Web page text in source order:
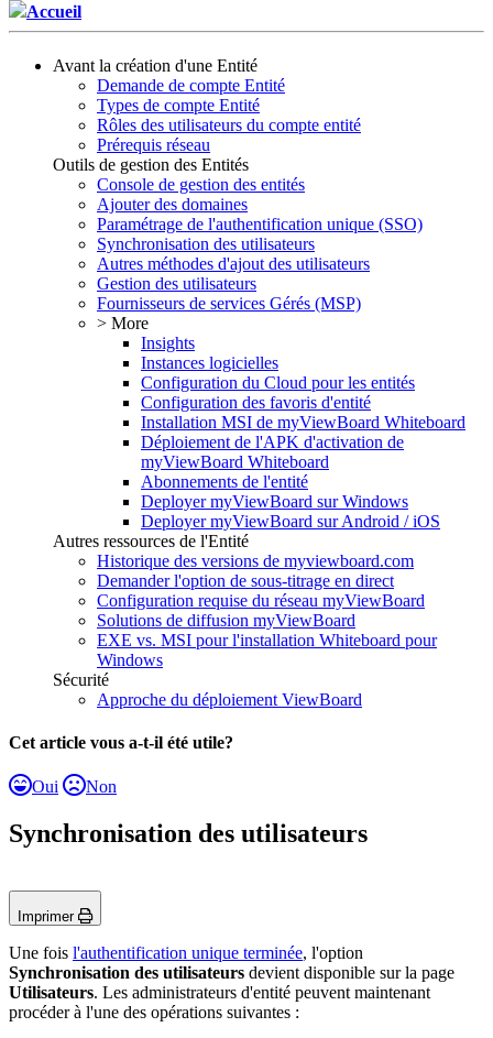
Accueil
Avant la création d'une Entité
Demande de compte Entité
Types de compte Entité
Rôles des utilisateurs du compte entité
Prérequis réseau
Outils de gestion des Entités
Console de gestion des entités
Ajouter des domaines
Paramétrage de l'authentification unique (SSO)
Synchronisation des utilisateurs
Autres méthodes d'ajout des utilisateurs
Gestion des utilisateurs
Fournisseurs de services Gérés (MSP)
> More
Insights
Instances logicielles
Configuration du Cloud pour les entités
Configuration des favoris d'entité
Installation MSI de myViewBoard Whiteboard
Déploiement de l'APK d'activation de
myViewBoard Whiteboard
Abonnements de l'entité
Deployer myViewBoard sur Windows
Deployer myViewBoard sur Android / iOS
Autres ressources de l'Entité
Historique des versions de myviewboard.com
Demander l'option de sous-titrage en direct
Configuration requise du réseau myViewBoard
Solutions de diffusion myViewBoard
EXE vs. MSI pour l'installation Whiteboard pour
Windows
Sécurité
Approche du déploiement ViewBoard
Cet article vous a-t-il été utile?
Oui Non
Synchronisation des utilisateurs
Imprimer
Une fois l'authentification unique terminée, l'option
Synchronisation des utilisateurs devient disponible sur la page
Utilisateurs. Les administrateurs d'entité peuvent maintenant
procéder à l'une des opérations suivantes :